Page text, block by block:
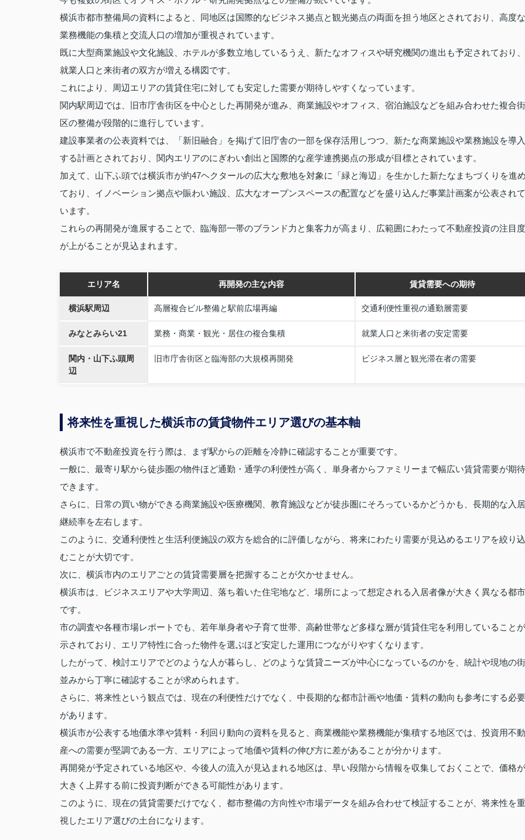
横浜市都市整備局の資料によると、同地区は国際的なビジネス拠点と観光拠点の両面を担う地区とされており、高度な
業務機能の集積と交流人口の増加が重視されています。
既に大型商業施設や文化施設、ホテルが多数立地しているうえ、新たなオフィスや研究機関の進出も予定されており、
就業人口と来街者の双方が増える構図です。
これにより、周辺エリアの賃貸住宅に対しても安定した需要が期待しやすくなっています。
関内駅周辺では、旧市庁舎街区を中心とした再開発が進み、商業施設やオフィス、宿泊施設などを組み合わせた複合街
区の整備が段階的に進行しています。
建設事業者の公表資料では、「新旧融合」を掲げて旧庁舎の一部を保存活用しつつ、新たな商業施設や業務施設を導入
する計画とされており、関内エリアのにぎわい創出と国際的な産学連携拠点の形成が目標とされています。
加えて、山下ふ頭では横浜市が約47ヘクタールの広大な敷地を対象に「緑と海辺」を生かした新たなまちづくりを進め
ており、イノベーション拠点や賑わい施設、広大なオープンスペースの配置などを盛り込んだ事業計画案が公表されて
います。
これらの再開発が進展することで、臨海部一帯のブランド力と集客力が高まり、広範囲にわたって不動産投資の注目度
が上がることが見込まれます。
エリア名 再開発の主な内容 賃貸需要への期待
横浜駅周辺 高層複合ビル整備と駅前広場再編 交通利便性重視の通勤層需要
みなとみらい21 業務・商業・観光・居住の複合集積 就業人口と来街者の安定需要
関内・山下ふ頭周
辺
旧市庁舎街区と臨海部の大規模再開発 ビジネス層と観光滞在者の需要
将来性を重視した横浜市の賃貸物件エリア選びの基本軸
横浜市で不動産投資を行う際は、まず駅からの距離を冷静に確認することが重要です。
一般に、最寄り駅から徒歩圏の物件ほど通勤・通学の利便性が高く、単身者からファミリーまで幅広い賃貸需要が期待
できます。
さらに、日常の買い物ができる商業施設や医療機関、教育施設などが徒歩圏にそろっているかどうかも、長期的な入居
継続率を左右します。
このように、交通利便性と生活利便施設の双方を総合的に評価しながら、将来にわたり需要が見込めるエリアを絞り込
むことが大切です。
次に、横浜市内のエリアごとの賃貸需要層を把握することが欠かせません。
横浜市は、ビジネスエリアや大学周辺、落ち着いた住宅地など、場所によって想定される入居者像が大きく異なる都市
です。
市の調査や各種市場レポートでも、若年単身者や子育て世帯、高齢世帯など多様な層が賃貸住宅を利用していることが
示されており、エリア特性に合った物件を選ぶほど安定した運用につながりやすくなります。
したがって、検討エリアでどのような人が暮らし、どのような賃貸ニーズが中心になっているのかを、統計や現地の街
並みから丁寧に確認することが求められます。
さらに、将来性という観点では、現在の利便性だけでなく、中長期的な都市計画や地価・賃料の動向も参考にする必要
があります。
横浜市が公表する地価水準や賃料・利回り動向の資料を見ると、商業機能や業務機能が集積する地区では、投資用不動
産への需要が堅調である一方、エリアによって地価や賃料の伸び方に差があることが分かります。
再開発が予定されている地区や、今後人の流入が見込まれる地区は、早い段階から情報を収集しておくことで、価格が
大きく上昇する前に投資判断ができる可能性があります。
このように、現在の賃貸需要だけでなく、都市整備の方向性や市場データを組み合わせて検証することが、将来性を重
視したエリア選びの土台になります。